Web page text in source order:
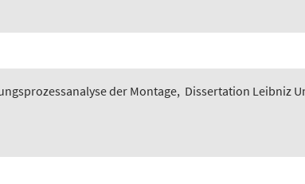
der Montage, Dissertation Leibniz